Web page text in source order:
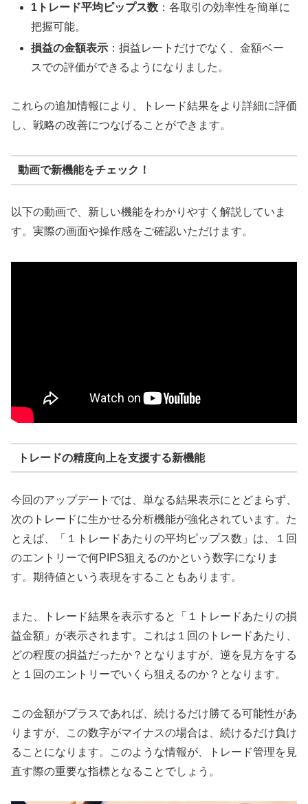
1トレード平均ピップス数 ：各取引の効率性を簡単に
把握可能。
損益の金額表示 ：損益レートだけでなく、金額ベー
スでの評価ができるようになりました。
これらの追加情報により、トレード結果をより詳細に評価
し、戦略の改善につなげることができます。
動画で新機能をチェック！
以下の動画で、新しい機能をわかりやすく解説していま
す。実際の画面や操作感をご確認いただけます。
トレードの精度向上を支援する新機能
今回のアップデートでは、単なる結果表示にとどまらず、
次のトレードに生かせる分析機能が強化されています。た
とえば、「１トレードあたりの平均ピップス数」は、１回
のエントリーで何PIPS狙えるのかという数字になりま
す。期待値という表現をすることもあります。
また、トレード結果を表示すると「１トレードあたりの損
益金額」が表示されます。これは１回のトレードあたり、
どの程度の損益だったか？となりますが、逆を見方をする
と１回のエントリーでいくら狙えるのか？となります。
この金額がプラスであれば、続けるだけ勝てる可能性があ
りますが、この数字がマイナスの場合は、続けるだけ負け
ることになります。このような情報が、トレード管理を見
直す際の重要な指標となることでしょう。